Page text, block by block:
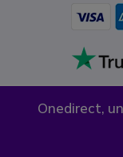
Onedirect,